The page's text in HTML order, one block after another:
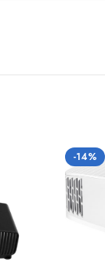
simultané du
-14%